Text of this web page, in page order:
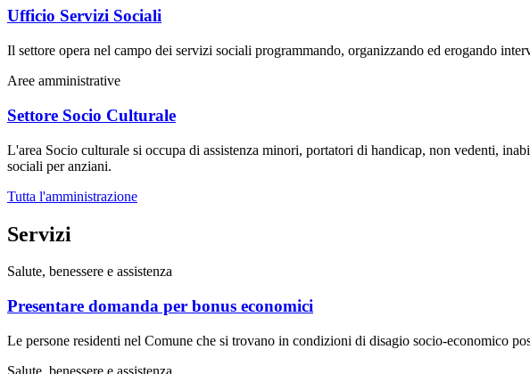
Ufficio Servizi Sociali
Il settore opera nel campo dei servizi sociali programmando, organizzando ed erogando
Aree amministrative
Settore Socio Culturale
L'area Socio culturale si occupa di assistenza minori, portatori di handicap, non vedenti,
sociali per anziani.
Tutta l'amministrazione
Servizi
Salute, benessere e assistenza
Presentare domanda per bonus economici
Le persone residenti nel Comune che si trovano in condizioni di disagio socio-economico
Salute, benessere e assistenza